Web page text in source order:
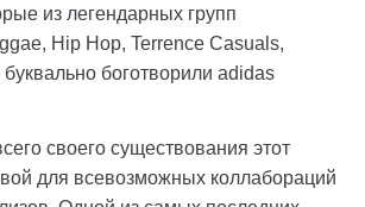
из легендарных групп
Hip Hop, Terrence Casuals,
боготворили adidas
своего существования этот
для всевозможных коллабораций